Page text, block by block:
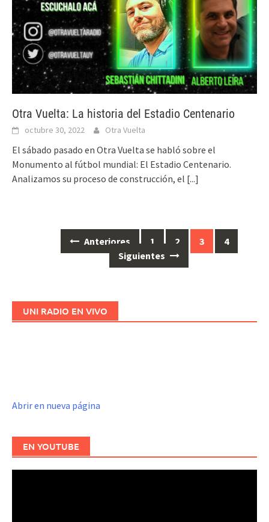
Otra Vuelta: La historia del Estadio Centenario
octubre 30, 2022 Otra Vuelta
El sábado pasado en Otra Vuelta se habló sobre el
Monumento al fútbol mundial: El Estadio Centenario.
Analizamos su proceso de construcción, el [...]
Anteriores 1 2 3
4
Siguientes
UNI RADIO EN VIVO
Abrir en nueva página
EN YOUTUBE